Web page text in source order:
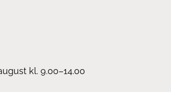
kl. 9.00–14.00